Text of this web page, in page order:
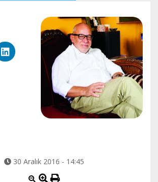
30 Aralık 2016 - 14:45